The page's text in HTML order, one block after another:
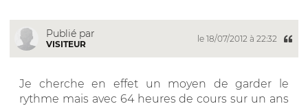
Publié par
VISITEUR
le 18/07/2012 à 22:32
Je cherche en effet un moyen de garder le
rythme mais avec 64 heures de cours sur un ans